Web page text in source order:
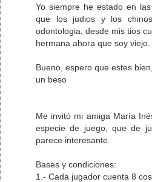
Yo siempre he estado en
que los judios y los
odontologia, desde mis tios
hermana ahora que soy viejo.
Bueno, espero que estes
un beso
Me invitó mi amiga María
especie de juego, que de
parece interesante.
Bases y condiciones:
1.- Cada jugador cuenta 8